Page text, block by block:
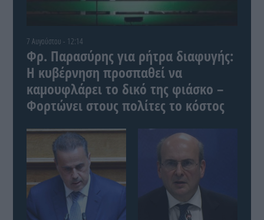
7 Αυγούστου - 12:14
Φρ. Παρασύρης για ρήτρα διαφυγής:
Η κυβέρνηση προσπαθεί να
καμουφλάρει το δικό της φιάσκο –
Φορτώνει στους πολίτες το κόστος